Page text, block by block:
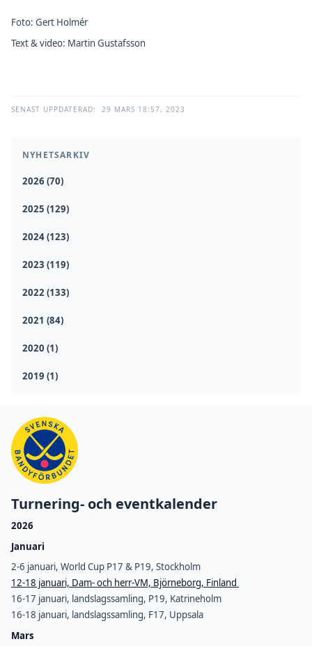
NYHETSARKIV
2026 (70)
2025 (129)
2024 (123)
2023 (119)
2022 (133)
2021 (84)
2020 (1)
2019 (1)
Foto: Gert Holmér
Text & video: Martin Gustafsson
SENAST UPPDATERAD: 29 MARS 18:57, 2023
Turnering- och eventkalender
2026
Januari
2-6 januari, World Cup P17 & P19, Stockholm
12-18 januari, Dam- och herr-VM, Björneborg, Finland
16-17 januari, landslagssamling, P19, Katrineholm
16-18 januari, landslagssamling, F17, Uppsala
Mars